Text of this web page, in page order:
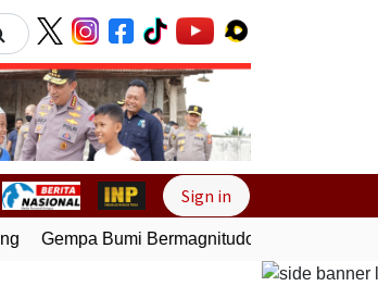
Next
Sign in
Gempa Bumi Bermagnitudo 5,1 Kembali